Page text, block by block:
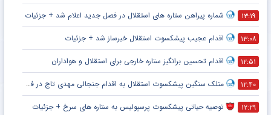
گالری عکس
گالری فیلم دکه
۱۵:۴۹ بازگشت آدان به استقلال جدی شد
۱۵:۴۵ تیم جدید ستاره محبوب هواداران پرسپولیس لو رفت
۱۵:۴۱ آخرین خبر از حضور لژیونر مطرح در پرسپولیس + جزئیات لو رفته
۱۵:۲۲ حکومت نظامی تارتار در رختکن پرسپولیس! + جزئیات